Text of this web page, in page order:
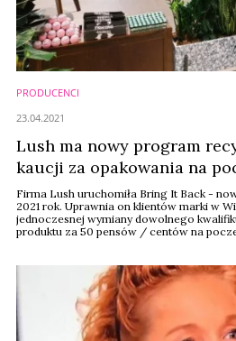
PRODUCENCI
Lush ma nowy program
kaucji za opakowania na
Firma Lush uruchomiła Bring It Back -
2021 rok. Uprawnia on klientów marki w
jednoczesnej wymiany dowolnego
produktu za 50 pensów / centów na
23.04.2021